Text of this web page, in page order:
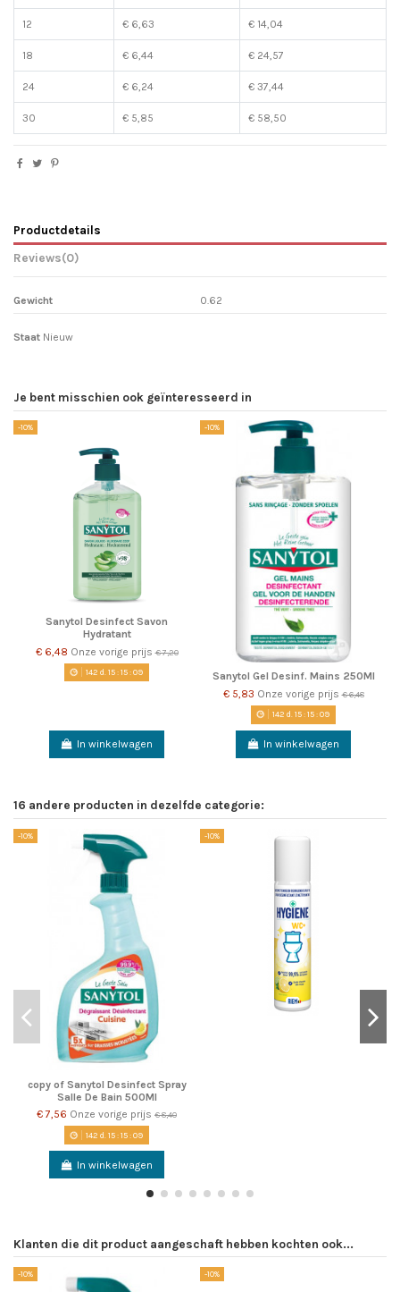
12 € 6,63 € 14,04
18 € 6,44 € 24,57
24 € 6,24 € 37,44
30 € 5,85 € 58,50
Productdetails
Reviews(0)
Gewicht 0.62
Staat Nieuw
Je bent misschien ook geïnteresseerd in
-10%
Sanytol Desinfect Savon
Hydratant
€ 6,48 Onze vorige prijs€ 7,20
142 d. 15:15:09
In winkelwagen
-10%
Sanytol Gel Desinf. Mains 250Ml
€ 5,83 Onze vorige prijs€ 6,48
142 d. 15:15:09
In winkelwagen
16 andere producten in dezelfde categorie:
-10%
copy of Sanytol Desinfect Spray
Salle De Bain 500Ml
€ 7,56 Onze vorige prijs € 8,40
142 d. 15:15:09
In winkelwagen
-10%
Klanten die dit product aangeschaft hebben kochten ook...
-10% -10%